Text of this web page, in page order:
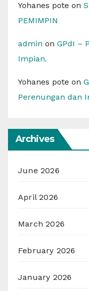
Yohanes pote on
PEMIMPIN
admin on GPdI –
Impian.
Yohanes pote on
Perenungan dan
Archives
June 2026
April 2026
March 2026
February 2026
January 2026